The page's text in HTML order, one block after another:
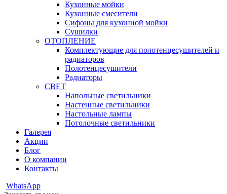
Кухонные мойки
Кухонные смесители
Сифоны для кухонной мойки
Сушилки
ОТОПЛЕНИЕ
Комплектующие для полотенцесушителей и
радиаторов
Полотенцесушители
Радиаторы
СВЕТ
Напольные светильники
Настенные светильники
Настольные лампы
Потолочные светильники
Галерея
Акции
Блог
О компании
Контакты
WhatsApp